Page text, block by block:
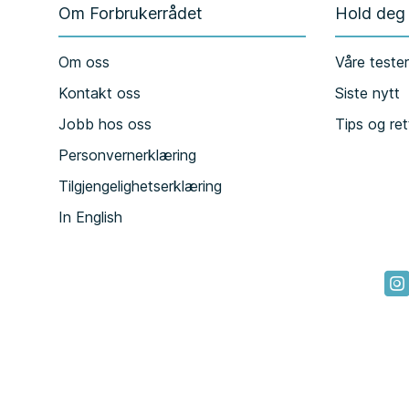
Om Forbrukerrådet
Om oss
Kontakt oss
Jobb hos oss
Personvernerklæring
Tilgjengelighetserklæring
In English
Hold
Våre tester
Siste nytt
Tips og